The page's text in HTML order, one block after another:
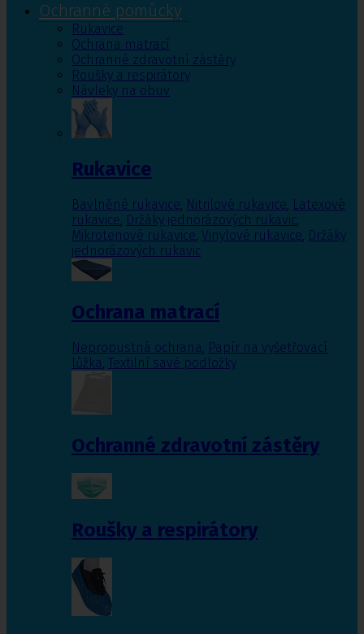
Ochranné pomůcky
Rukavice
Ochrana matrací
Ochranné zdravotní zástěry
Roušky a respirátory
Návleky na obuv
Rukavice
Bavlněné rukavice, Nitrilové rukavice, Latexové
rukavice, Držáky jednorázových rukavic,
Mikrotenové rukavice, Vinylové rukavice, Držáky
jednorázových rukavic
Ochrana matrací
Nepropustná ochrana, Papír na vyšetřovací
lůžka, Textilní savé podložky
Ochranné zdravotní zástěry
Roušky a respirátory